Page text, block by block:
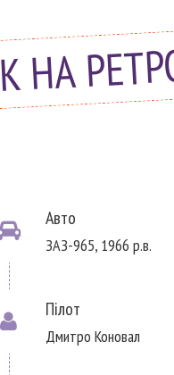
НА
Авто
ЗАЗ-965, 1966 р.в.
Пілот
Дмитро Коновал